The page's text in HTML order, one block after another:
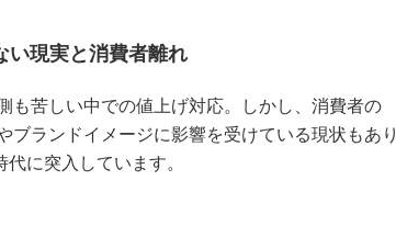
現実と消費者離れ
も苦しい中での値上げ対応。しかし、消費者の
ブランドイメージに影響を受けている現状もあり
に突入しています。